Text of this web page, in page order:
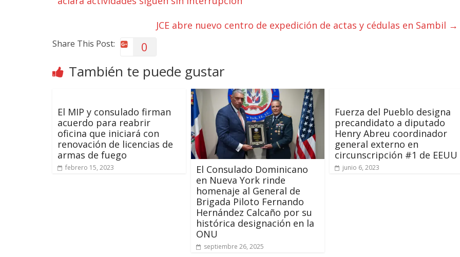
JCE abre nuevo centro de expedición de actas y cédulas en Sambil →
Share This Post: 0
También te puede gustar
El MIP y consulado firman
acuerdo para reabrir
oficina que iniciará con
renovación de licencias de
armas de fuego
febrero 15, 2023
El Consulado Dominicano
en Nueva York rinde
homenaje al General de
Brigada Piloto Fernando
Hernández Calcaño por su
histórica designación en la
ONU
septiembre 26, 2025
Fuerza del Pueblo designa
precandidato a diputado
Henry Abreu coordinador
general externo en
circunscripción #1 de EEUU
junio 6, 2023